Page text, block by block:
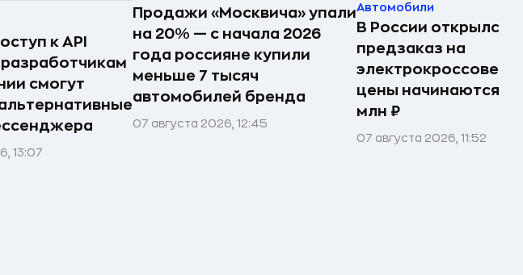
к API
смогут
13:07
Продажи «Москвича» упали
на 20% — с начала 2026
года россияне купили
меньше 7 тысяч
автомобилей бренда
07 августа 2026, 12:45
Автомобили
В России открылся
предзаказ на
электрокроссовер
цены начинаются
млн ₽
07 августа 2026, 11:52